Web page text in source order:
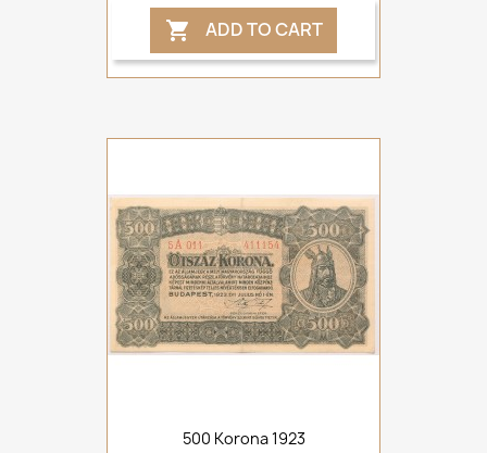
 ADD TO CART
500 Korona 1923